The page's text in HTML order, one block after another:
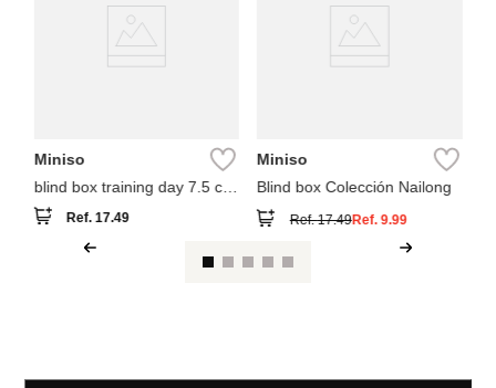
Miniso
blind box training day 7.5 cm
grogu colección star wars
Ref.17.49
Miniso
Blind box Colección Nailong
Ref.17.49Ref. 9.99